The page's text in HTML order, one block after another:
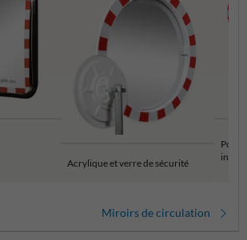
Acrylique et verre de sécurité
Miroirs de circulation